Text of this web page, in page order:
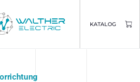
KATALOG